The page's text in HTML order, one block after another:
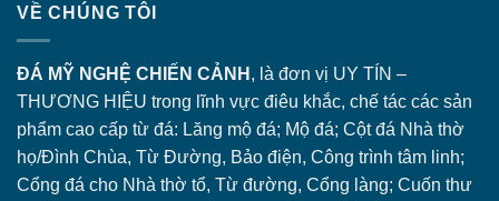
VỀ CHÚNG TÔI
ĐÁ MỸ NGHỆ CHIẾN CẢNH , là đơn vị UY TÍN –
THƯƠNG HIỆU trong lĩnh vực điêu khắc, chế tác các sản
phẩm cao cấp từ đá: Lăng mộ đá; Mộ đá; Cột đá Nhà thờ
họ/Đình Chùa, Từ Đường, Bảo điện, Công trình tâm linh;
Cổng đá cho Nhà thờ tổ, Từ đường, Cổng làng; Cuốn thư